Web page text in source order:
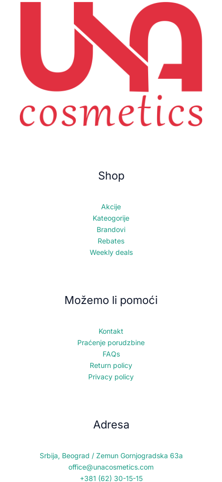
Shop
Akcije
Kateogorije
Brandovi
Rebates
Weekly deals
Možemo li pomoći
Kontakt
Praćenje porudzbine
FAQs
Return policy
Privacy policy
Adresa
Srbija, Beograd / Zemun Gornjogradska 63a
office@unacosmetics.com
+381 (62) 30-15-15